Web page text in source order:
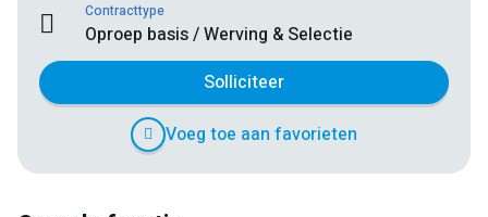
Contracttype
Oproep basis / Werving & Selectie
Solliciteer
Voeg toe aan favorieten